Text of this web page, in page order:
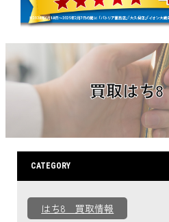
買取はち8
CATEGORY
はち8 買取情報